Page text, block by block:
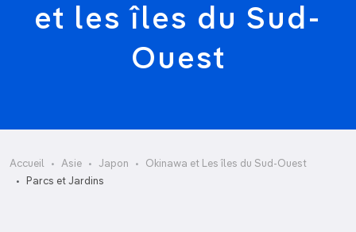
et les îles du Sud-
Ouest
Accueil Asie Japon
Okinawa et Les îles du Sud-Ouest
Parcs et Jardins